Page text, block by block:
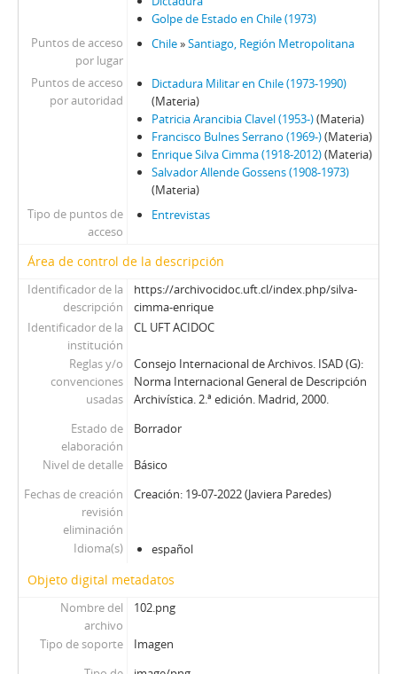
Golpe de Estado en Chile (1973)
Puntos de acceso
por lugar
Chile»Santiago, Región Metropolitana
Puntos de acceso
por autoridad
Dictadura Militar en Chile (1973-1990)
(Materia)
Patricia Arancibia Clavel (1953-)(Materia)
Francisco Bulnes Serrano (1969-)(Materia)
Enrique Silva Cimma (1918-2012)(Materia)
Salvador Allende Gossens (1908-1973)
(Materia)
Tipo de puntos de
acceso
Entrevistas
Área de control de la descripción
Identificador de la
descripción
https://archivocidoc.uft.cl/index.php/silva-
cimma-enrique
Identificador de la
institución
CL UFT ACIDOC
Reglas y/o
convenciones
usadas
Consejo Internacional de Archivos. ISAD (G):
Norma Internacional General de Descripción
Archivística. 2.ª edición. Madrid, 2000.
Estado de
elaboración
Borrador
Nivel de detalle
Básico
Fechas de creación
revisión
eliminación
Creación: 19-07-2022 (Javiera Paredes)
Idioma(s) español
Objeto digital metadatos
Nombre del
archivo
102.png
Tipo de soporte
Imagen